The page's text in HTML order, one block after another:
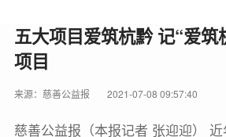
五大项目爱筑杭黔 记“爱筑
项目
来源：慈善公益报 2021-07-08 09:57:40
慈善公益报（本报记者 张迎迎）